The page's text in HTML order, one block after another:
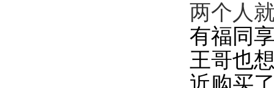
两个人
有福同
王哥也